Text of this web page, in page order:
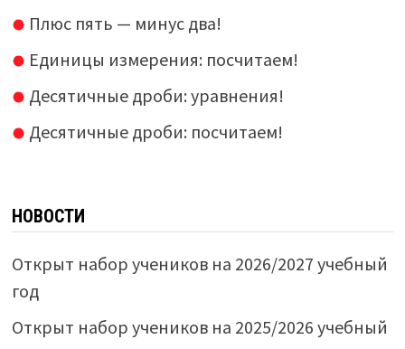
Плюс пять — минус два!
Единицы измерения: посчитаем!
Десятичные дроби: уравнения!
Десятичные дроби: посчитаем!
НОВОСТИ
Открыт набор учеников на 2026/2027 учебный
год
Открыт набор учеников на 2025/2026 учебный